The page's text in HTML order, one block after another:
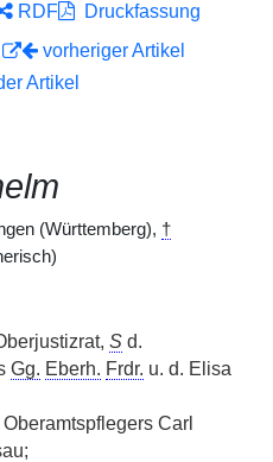
RDF
Druckfassung
vorheriger Artikel
Artikel
(Württemberg), †
S d.
Gg. Eberh. Frdr. u. d. Elisa
Carl